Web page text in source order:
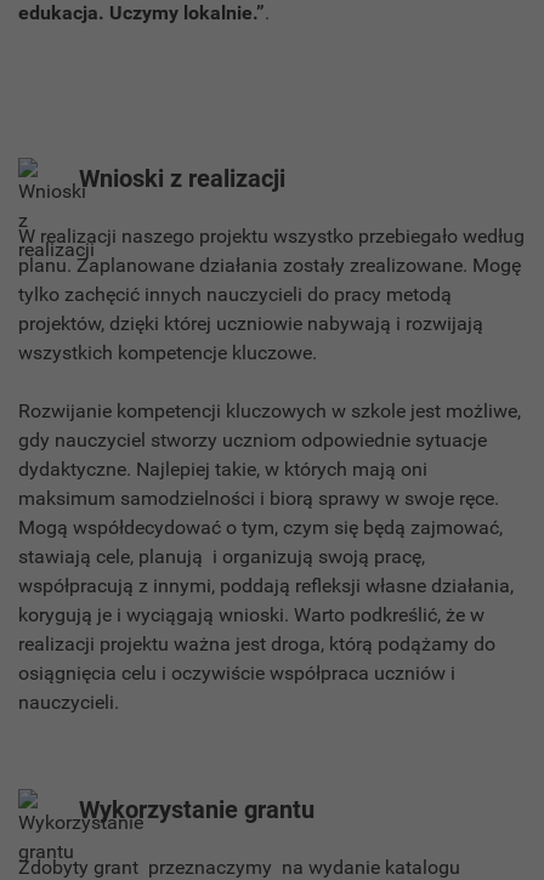
edukacja. Uczymy lokalnie.”.
Wnioski z realizacji
W realizacji naszego projektu wszystko przebiegało według
planu. Zaplanowane działania zostały zrealizowane. Mogę
tylko zachęcić innych nauczycieli do pracy metodą
projektów, dzięki której uczniowie nabywają i rozwijają
wszystkich kompetencje kluczowe.
Rozwijanie kompetencji kluczowych w szkole jest możliwe,
gdy nauczyciel stworzy uczniom odpowiednie sytuacje
dydaktyczne. Najlepiej takie, w których mają oni
maksimum samodzielności i biorą sprawy w swoje ręce.
Mogą współdecydować o tym, czym się będą zajmować,
stawiają cele, planują i organizują swoją pracę,
współpracują z innymi, poddają refleksji własne działania,
korygują je i wyciągają wnioski. Warto podkreślić, że w
realizacji projektu ważna jest droga, którą podążamy do
osiągnięcia celu i oczywiście współpraca uczniów i
nauczycieli.
Wykorzystanie grantu
Zdobyty grant przeznaczymy na wydanie katalogu